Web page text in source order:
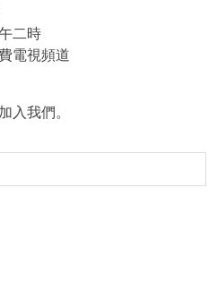
二時
電視頻道
入我們。